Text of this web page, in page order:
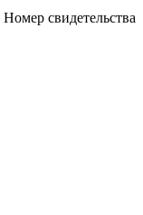
Номер свидетельства